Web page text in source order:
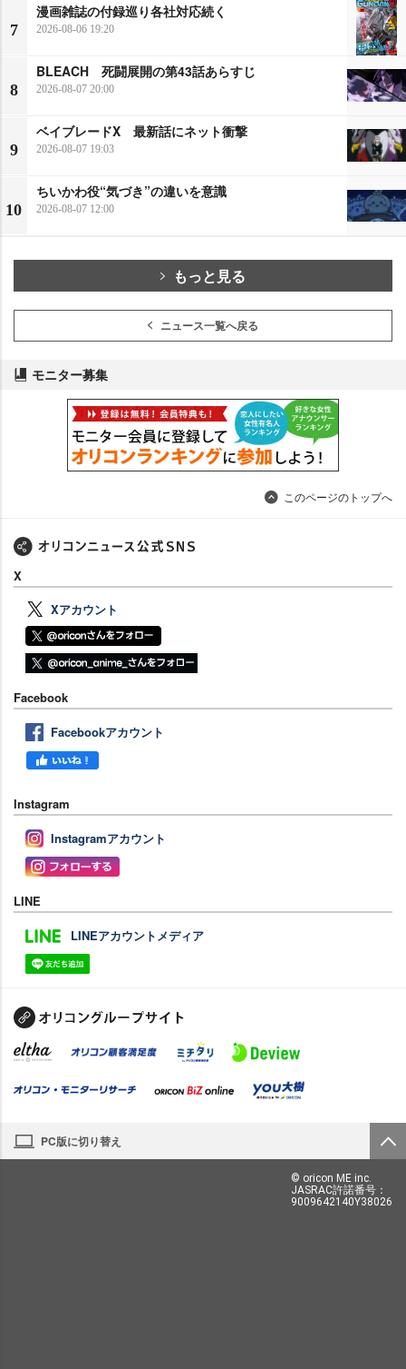
7
漫画雑誌の付録巡り各社対応続く
2026-08-06 19:20
8
BLEACH 死闘展開の第43話あらすじ
2026-08-07 20:00
9
ベイブレードX 最新話にネット衝撃
2026-08-07 19:03
10
ちいかわ役“気づき”の違いを意識
2026-08-07 12:00
もっと見る
ニュース一覧へ戻る
モニター募集
このページのトップへ
X
Xアカウント
Facebook
Facebookアカウント
Instagram
Instagramアカウント
LINE
LINEアカウントメディア
PC版に切り替え
© oricon ME inc.
JASRAC許諾番号：
9009642140Y38026